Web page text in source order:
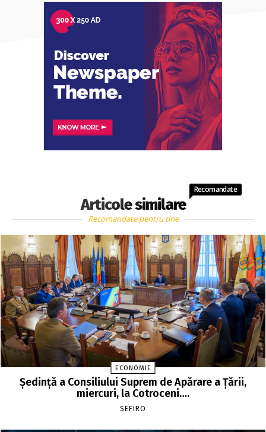
Articole similare
Recomandate
Recomandate pentru tine
ECONOMIE
Şedinţă a Consiliului Suprem de Apărare a Ţării,
miercuri, la Cotroceni….
SEFIRO